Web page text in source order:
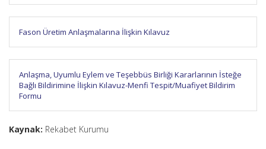
Fason Üretim Anlaşmalarına İlişkin Kılavuz
Anlaşma, Uyumlu Eylem ve Teşebbüs Birliği Kararlarının İsteğe
Bağlı Bildirimine İlişkin Kılavuz-Menfi Tespit/Muafiyet Bildirim
Formu
Kaynak: Rekabet Kurumu